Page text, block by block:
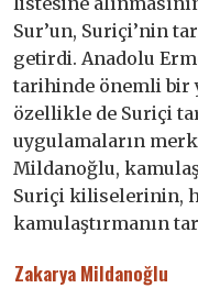
Sur’un, Suriçi’nin
getirdi. Anadolu
tarihinde önemli bir
özellikle de Suriçi
uygulamaların
Mildanoğlu,
Suriçi kiliselerinin,
kamulaştırmanın
Zakarya Mildanoğlu